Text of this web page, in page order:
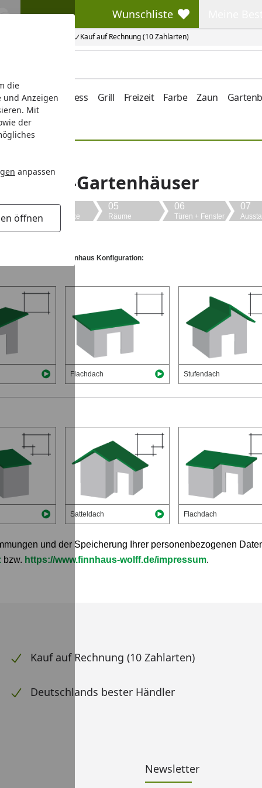
die
und Anzeigen
Mit
der
anpassen
öffnen
Kauf auf Rechnung (10 Zahlarten)
Wunschliste
Wunschliste
Vordach Wellness Grill Freizeit Farbe Zaun
Holz-Gartenhäuser
04
Wandstärke
05
Räume
06
Türen + Fenster
07
für Ihre Gartenhaus Konfiguration:
Flachdach Stufendach
Satteldach Flachdach
und der Speicherung Ihrer personenbezogenen
bzw. https://www.finnhaus-wolff.de/impressum.
Kauf auf Rechnung (10 Zahlarten)
Deutschlands bester Händler
Newsletter